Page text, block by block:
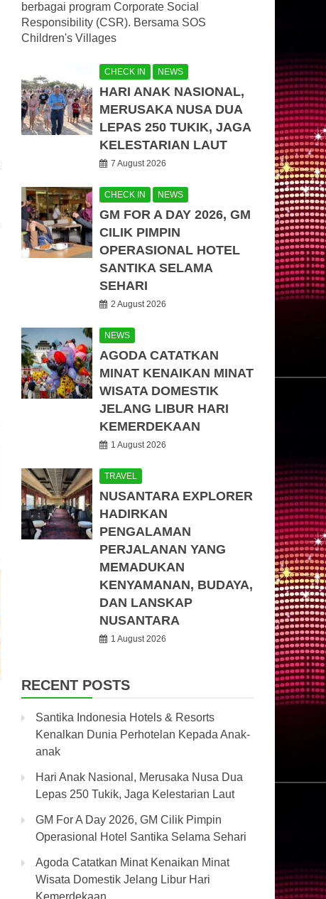
berbagai program Corporate Social
Responsibility (CSR). Bersama SOS
Children's Villages
CHECK IN NEWS
HARI ANAK NASIONAL,
MERUSAKA NUSA DUA
LEPAS 250 TUKIK, JAGA
KELESTARIAN LAUT
7 August 2026
CHECK IN NEWS
GM FOR A DAY 2026, GM
CILIK PIMPIN
OPERASIONAL HOTEL
SANTIKA SELAMA
SEHARI
2 August 2026
NEWS
AGODA CATATKAN
MINAT KENAIKAN MINAT
WISATA DOMESTIK
JELANG LIBUR HARI
KEMERDEKAAN
1 August 2026
TRAVEL
NUSANTARA EXPLORER
HADIRKAN
PENGALAMAN
PERJALANAN YANG
MEMADUKAN
KENYAMANAN, BUDAYA,
DAN LANSKAP
NUSANTARA
1 August 2026
RECENT POSTS
Santika Indonesia Hotels & Resorts
Kenalkan Dunia Perhotelan Kepada Anak-
anak
Hari Anak Nasional, Merusaka Nusa Dua
Lepas 250 Tukik, Jaga Kelestarian Laut
GM For A Day 2026, GM Cilik Pimpin
Operasional Hotel Santika Selama Sehari
Agoda Catatkan Minat Kenaikan Minat
Wisata Domestik Jelang Libur Hari